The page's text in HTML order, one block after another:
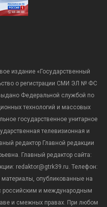
издание «Государственный
о регистрации СМИ ЭЛ № ФС
Федеральной службой по
технологий и массовых
государственное унитарное
телевизионная и
редактор Главной редакции
Главный редактор сайта:
redaktor@gtrk39.ru. Телефон:
опубликованные на
российским и международным
и смежных правах. При любом